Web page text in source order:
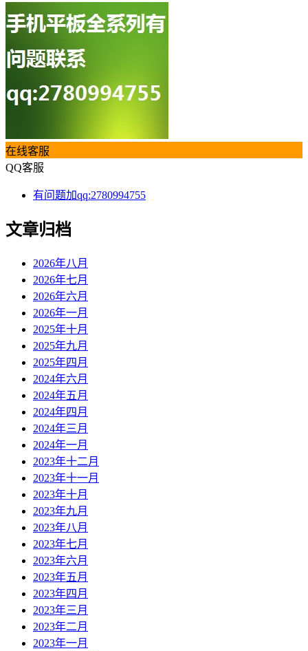
在线客服
QQ客服
有问题加qq:2780994755
文章归档
2026年八月
2026年七月
2026年六月
2026年一月
2025年十月
2025年九月
2025年四月
2024年六月
2024年五月
2024年四月
2024年三月
2024年一月
2023年十二月
2023年十一月
2023年十月
2023年九月
2023年八月
2023年七月
2023年六月
2023年五月
2023年四月
2023年三月
2023年二月
2023年一月